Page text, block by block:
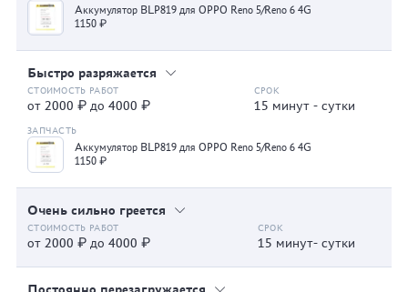
Аккумулятор BLP819 для OPPO Reno 5/Reno 6 4G
1150 ₽
Быстро разряжается
от 2000 ₽ до 4000 ₽ 15 минут - сутки
Аккумулятор BLP819 для OPPO Reno 5/Reno 6 4G
1150 ₽
Очень сильно греется
от 2000 ₽ до 4000 ₽ 15 минут- сутки